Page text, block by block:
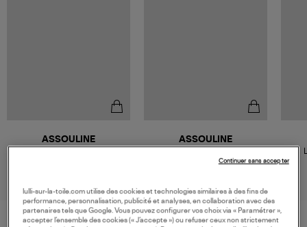
ASSOULINE
105,00 €
ASSOULINE
lulli-sur-la-toile.com utilise des cookies et technologies similaires à des fins de
performance, personnalisation, publicité et analyses, en collaboration avec des
partenaires tels que Google. Vous pouvez configurer vos choix via « Paramétrer »,
accepter l’ensemble des cookies (« J’accepte ») ou refuser ceux non strictement
Continuer sans accepter